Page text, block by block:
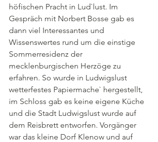
höfischen Pracht in Lud`lust. Im
Gespräch mit Norbert Bosse gab es
dann viel Interessantes und
Wissenswertes rund um die einstige
Sommerresidenz der
mecklenburgischen Herzöge zu
erfahren. So wurde in Ludwigslust
wetterfestes Papiermache` hergestellt,
im Schloss gab es keine eigene Küche
und die Stadt Ludwigslust wurde auf
dem Reisbrett entworfen. Vorgänger
war das kleine Dorf Klenow und auf